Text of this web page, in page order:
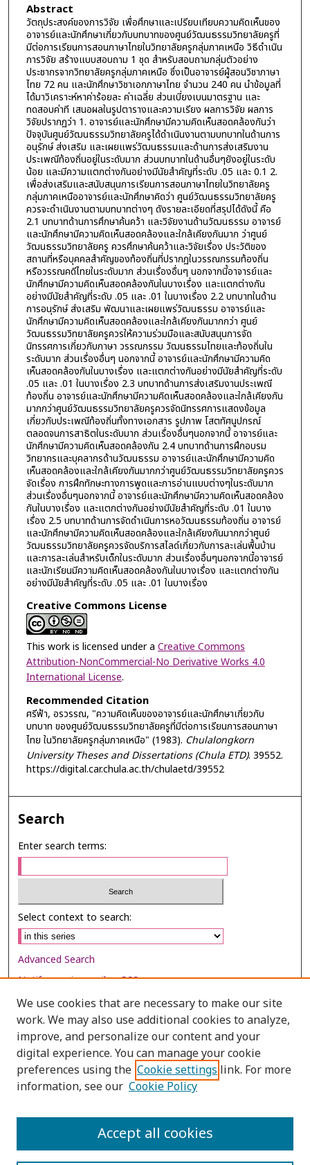
Abstract
วัตถุประสงค์ของการวิจัย เพื่อศึกษาและเปรียบเทียบความคิดเห็นของ
อาจารย์และนักศึกษาเกี่ยวกับบทบาทของศูนย์วัฒนธรรมวิทยาลัยครูที่
มีต่อการเรียนการสอนภาษาไทยในวิทยาลัยครูกลุ่มภาคเหนือ วิธีดำเนิน
การวิจัย สร้างแบบสอบถาม 1 ชุด สำหรับสอบถามกลุ่มตัวอย่าง
ประชากรจากวิทยาลัยครูกลุ่มภาคเหนือ ซึ่งเป็นอาจารย์ผู้สอนวิชาภาษา
ไทย 72 คน และนักศึกษาวิชาเอกภาษาไทย จำนวน 240 คน นำข้อมูลที่
ได้มาวิเคราะห์หาค่าร้อยละ ค่าเฉลี่ย ส่วนเบี่ยงเบนมาตรฐาน และ
ทดสอบค่าที เสนอผลในรูปตารางและความเรียง ผลการวิจัย ผลการ
วิจัยปรากฏว่า 1. อาจารย์และนักศึกษามีความคิดเห็นสอดคล้องกันว่า
ปัจจุบันศูนย์วัฒนธรรมวิทยาลัยครูได้ดำเนินงานตามบทบาทในด้านการ
อนุรักษ์ ส่งเสริม และเผยแพร่วัฒนธรรมและด้านการส่งเสริมงาน
ประเพณีท้องถิ่นอยู่ในระดับมาก ส่วนบทบาทในด้านอื่นๆยังอยู่ในระดับ
น้อย และมีความแตกต่างกันอย่างมีนัยสำคัญที่ระดับ .05 และ 0.1 2.
เพื่อส่งเสริมและสนับสนุนการเรียนการสอนภาษาไทยในวิทยาลัยครู
กลุ่มภาคเหนืออาจารย์และนักศึกษาคิดว่า ศูนย์วัฒนธรรมวิทยาลัยครู
ควรจะดำเนินงานตามบทบาทต่างๆ ดังรายละเอียดที่สรุปได้ดังนี้ คือ
2.1 บทบาทด้านการศึกษาค้นคว้า และวิจัยงานด้านวัฒนธรรม อาจารย์
และนักศึกษามีความคิดเห็นสอดคล้องและใกล้เคียงกันมาก ว่าศูนย์
วัฒนธรรมวิทยาลัยครู ควรศึกษาค้นคว้าและวิจัยเรื่อง ประวัติของ
สถานที่หรือบุคคลสำคัญของท้องถิ่นที่ปรากฏในวรรณกรรมท้องถิ่น
หรือวรรณคดีไทยในระดับมาก ส่วนเรื่องอื่นๆ นอกจากนี้อาจารย์และ
นักศึกษามีความคิดเห็นสอดคล้องกันในบางเรื่อง และแตกต่างกัน
อย่างมีนัยสำคัญที่ระดับ .05 และ .01 ในบางเรื่อง 2.2 บทบาทในด้าน
การอนุรักษ์ ส่งเสริม พัฒนาและเผยแพร่วัฒนธรรม อาจารย์และ
นักศึกษามีความคิดเห็นสอดคล้องและใกล้เคียงกันมากกว่า ศูนย์
วัฒนธรรมวิทยาลัยครูควรให้ความร่วมมือและสนับสนุนการจัด
นิทรรศการเกี่ยวกับภาษา วรรณกรรม วัฒนธรรมไทยและท้องถิ่นใน
ระดับมาก ส่วนเรื่องอื่นๆ นอกจากนี้ อาจารย์และนักศึกษามีความคิด
เห็นสอดคล้องกันในบางเรื่อง และแตกต่างกันอย่างมีนัยสำคัญที่ระดับ
.05 และ .01 ในบางเรื่อง 2.3 บทบาทด้านการส่งเสริมงานประเพณี
ท้องถิ่น อาจารย์และนักศึกษามีความคิดเห็นสอดคล้องและใกล้เคียงกัน
มากกว่าศูนย์วัฒนธรรมวิทยาลัยครูควรจัดนิทรรศการแสดงข้อมูล
เกี่ยวกับประเพณีท้องถิ่นทั้งทางเอกสาร รูปภาพ โสตทัศนูปกรณ์
ตลอดจนการสาธิตในระดับมาก ส่วนเรื่องอื่นๆนอกจากนี้ อาจารย์และ
นักศึกษามีความคิดเห็นสอดคล้องกัน 2.4 บทบาทด้านการฝึกอบรม
วิทยากรและบุคลากรด้านวัฒนธรรม อาจารย์และนักศึกษามีความคิด
เห็นสอดคล้องและใกล้เคียงกันมากกว่าศูนย์วัฒนธรรมวิทยาลัยครูควร
จัดเรื่อง การฝึกทักษะทางการพูดและการอ่านแบบต่างๆในระดับมาก
ส่วนเรื่องอื่นๆนอกจากนี้ อาจารย์และนักศึกษามีความคิดเห็นสอดคล้อง
กันในบางเรื่อง และแตกต่างกันอย่างมีนัยสำคัญที่ระดับ .01 ในบาง
เรื่อง 2.5 บทบาทด้านการจัดดำเนินการหอวัฒนธรรมท้องถิ่น อาจารย์
และนักศึกษามีความคิดเห็นสอดคล้องและใกล้เคียงกันมากกว่าศูนย์
วัฒนธรรมวิทยาลัยครูควรจัดบริการสไลด์เกี่ยวกับการละเล่นพื้นบ้าน
และการละเล่นสำหรับเด็กในระดับมาก ส่วนเรื่องอื่นๆนอกจากนี้อาจารย์
และนักเรียนมีความคิดเห็นสอดคล้องกันในบางเรื่อง และแตกต่างกัน
อย่างมีนัยสำคัญที่ระดับ .05 และ .01 ในบางเรื่อง
Creative Commons License
This work is licensed under a Creative Commons
Attribution-NonCommercial-No Derivative Works 4.0
International License.
Recommended Citation
ศรีฟ้า, อรวรรณ, "ความคิดเห็นของอาจารย์และนักศึกษาเกี่ยวกับ
บทบาท ของศูนย์วัฒนธรรมวิทยาลัยครูที่มีต่อการเรียนการสอนภาษา
ไทย ในวิทยาลัยครูกลุ่มภาคเหนือ" (1983). Chulalongkorn
University Theses and Dissertations (Chula ETD). 39552.
https://digital.car.chula.ac.th/chulaetd/39552
Search
Enter search terms:
Select context to search:
Advanced Search
Notify me via email orRSS
Browse
Collections
Disciplines
Authors
We use cookies that are necessary to make our site
work. We may also use additional cookies to analyze,
improve, and personalize our content and your
digital experience. You can manage your cookie
preferences using the Cookie settings link. For more
information, see our Cookie Policy
Accept all cookies